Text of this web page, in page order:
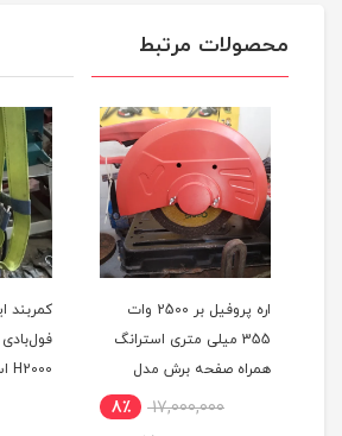
محصولات مرتبط
اره پروفیل بر 2500 وات
355 میلی متری استرانگ
همراه صفحه برش مدل
STRONG STG2500 در حد 17,000,000 8٪
کمربند
H2000 استوک